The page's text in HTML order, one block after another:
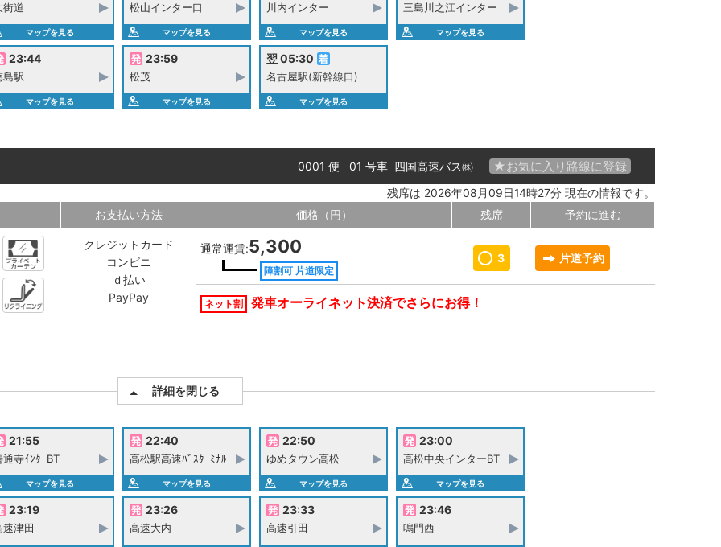
街道
マップを見る
松山インター口
マップを見る
川内インター
マップを見る
三島川之江インター
マップを見る
23:44
島駅
マップを見る
23:59
松茂
マップを見る
翌 05:30
名古屋駅(新幹線口)
マップを見る
★お気に入り路線に登録
0001 便 01 号車 四国高速バス㈱
残席は 2026年08月09日14時27分 現在の情報です。
お支払い方法
クレジットカード
コンビニ
ｄ払い
PayPay
価格（円） 残席 予約に進む
通常運賃:5,300
障割可 片道限定
3 片道予約
ネット割 発車オーライネット決済でさらにお得！
詳細を閉じる
21:55
通寺ｲﾝﾀｰBT
マップを見る
22:40
高松駅高速ﾊﾞｽﾀｰﾐﾅﾙ
マップを見る
22:50
ゆめタウン高松
マップを見る
23:00
高松中央インターBT
マップを見る
23:19
速津田
23:26
高速大内
23:33
高速引田
23:46
鳴門西